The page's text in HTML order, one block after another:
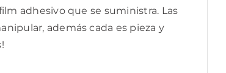
adhesivo que se suministra. Las
además cada es pieza y